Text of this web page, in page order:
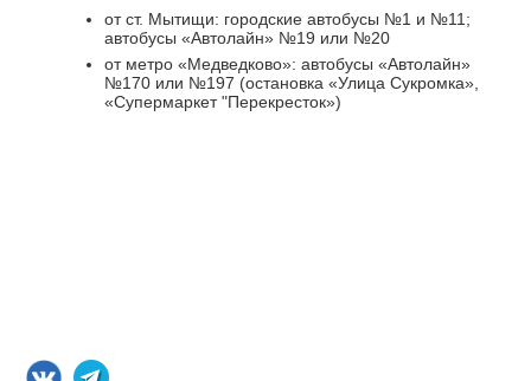
от ст. Мытищи: городские автобусы №1 и №11;
автобусы «Автолайн» №19 или №20
от метро «Медведково»: автобусы «Автолайн»
№170 или №197 (остановка «Улица Сукромка»,
«Супермаркет "Перекресток»)